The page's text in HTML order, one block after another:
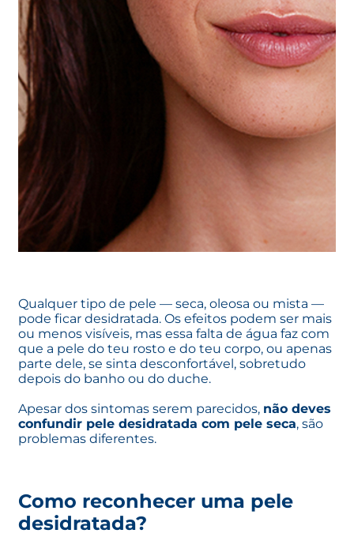
Qualquer tipo de pele — seca, oleosa ou mista —
pode ficar desidratada. Os efeitos podem ser mais
ou menos visíveis, mas essa falta de água faz com
que a pele do teu rosto e do teu corpo, ou apenas
parte dele, se sinta desconfortável, sobretudo
depois do banho ou do duche.
Apesar dos sintomas serem parecidos, não deves
confundir pele desidratada com pele seca, são
problemas diferentes.
Como reconhecer uma pele
desidratada?